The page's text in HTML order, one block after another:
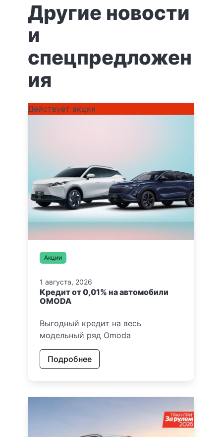
Другие новости
и
спецпредложен
ия
Действует акция
Акции
1 августа, 2026
Кредит от 0,01% на автомобили
OMODA
Выгодный кредит на весь
модельный ряд Omoda
Подробнее